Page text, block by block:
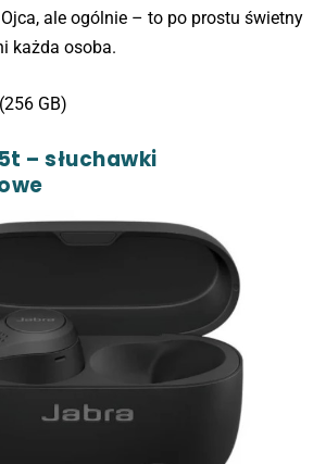
ale ogólnie – to po prostu świetny
każda osoba.
GB)
– słuchawki